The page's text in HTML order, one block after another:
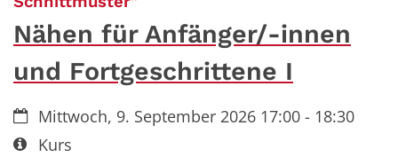
Nähen für Anfänger/-innen
und Fortgeschrittene I
Datum:Mittwoch, 9. September 2026 17:00 - 18:30
Art bzw. Nummer:
Kurs